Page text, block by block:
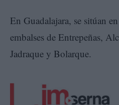
En Guadalajara, se sitúan
embalses de Entrepeñas,
Jadraque y Bolarque.